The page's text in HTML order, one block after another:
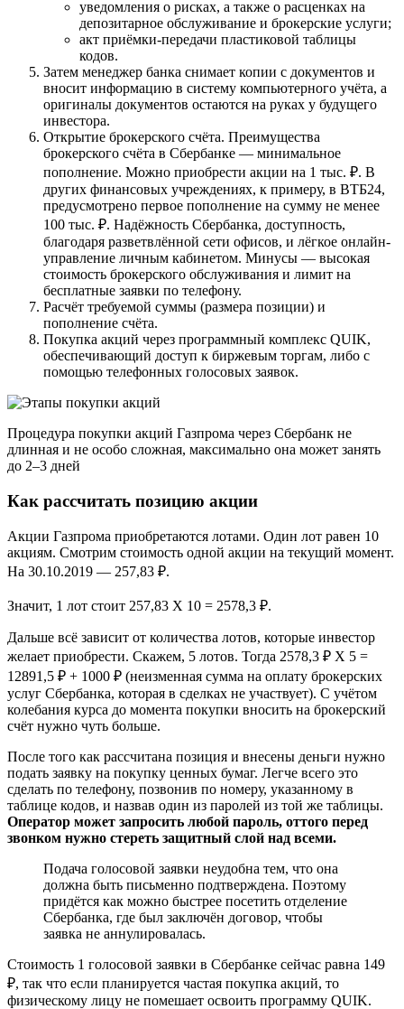
уведомления о рисках, а также о расценках на
депозитарное обслуживание и брокерские услуги;
акт приёмки-передачи пластиковой таблицы
кодов.
Затем менеджер банка снимает копии с документов и
вносит информацию в систему компьютерного учёта, а
оригиналы документов остаются на руках у будущего
инвестора.
Открытие брокерского счёта. Преимущества
брокерского счёта в Сбербанке — минимальное
пополнение. Можно приобрести акции на 1 тыс. ₽. В
других финансовых учреждениях, к примеру, в ВТБ24,
предусмотрено первое пополнение на сумму не менее
100 тыс. ₽. Надёжность Сбербанка, доступность,
благодаря разветвлённой сети офисов, и лёгкое онлайн-
управление личным кабинетом. Минусы — высокая
стоимость брокерского обслуживания и лимит на
бесплатные заявки по телефону.
Расчёт требуемой суммы (размера позиции) и
пополнение счёта.
Покупка акций через программный комплекс QUIK,
обеспечивающий доступ к биржевым торгам, либо с
помощью телефонных голосовых заявок.
Процедура покупки акций Газпрома через Сбербанк не
длинная и не особо сложная, максимально она может занять
до 2–3 дней
Как рассчитать позицию акции
Акции Газпрома приобретаются лотами. Один лот равен 10
акциям. Смотрим стоимость одной акции на текущий момент.
На 30.10.2019 — 257,83 ₽.
Значит, 1 лот стоит 257,83 Х 10 = 2578,3 ₽.
Дальше всё зависит от количества лотов, которые инвестор
желает приобрести. Скажем, 5 лотов. Тогда 2578,3 ₽ Х 5 =
12891,5 ₽ + 1000 ₽ (неизменная сумма на оплату брокерских
услуг Сбербанка, которая в сделках не участвует). С учётом
колебания курса до момента покупки вносить на брокерский
счёт нужно чуть больше.
После того как рассчитана позиция и внесены деньги нужно
подать заявку на покупку ценных бумаг. Легче всего это
сделать по телефону, позвонив по номеру, указанному в
таблице кодов, и назвав один из паролей из той же таблицы.
Оператор может запросить любой пароль, оттого перед
звонком нужно стереть защитный слой над всеми.
Подача голосовой заявки неудобна тем, что она
должна быть письменно подтверждена. Поэтому
придётся как можно быстрее посетить отделение
Сбербанка, где был заключён договор, чтобы
заявка не аннулировалась.
Стоимость 1 голосовой заявки в Сбербанке сейчас равна 149
₽, так что если планируется частая покупка акций, то
физическому лицу не помешает освоить программу QUIK.